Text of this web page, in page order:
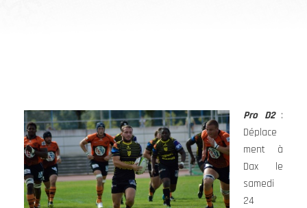
Pro D2 :
Déplace
ment à
Dax le
samedi
24